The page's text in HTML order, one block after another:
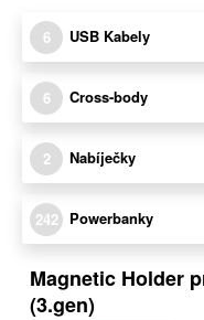
6 USB Kabely
6 Cross-body
2 Nabíječky
242 Powerbanky
Magnetic Holder
(3.gen)